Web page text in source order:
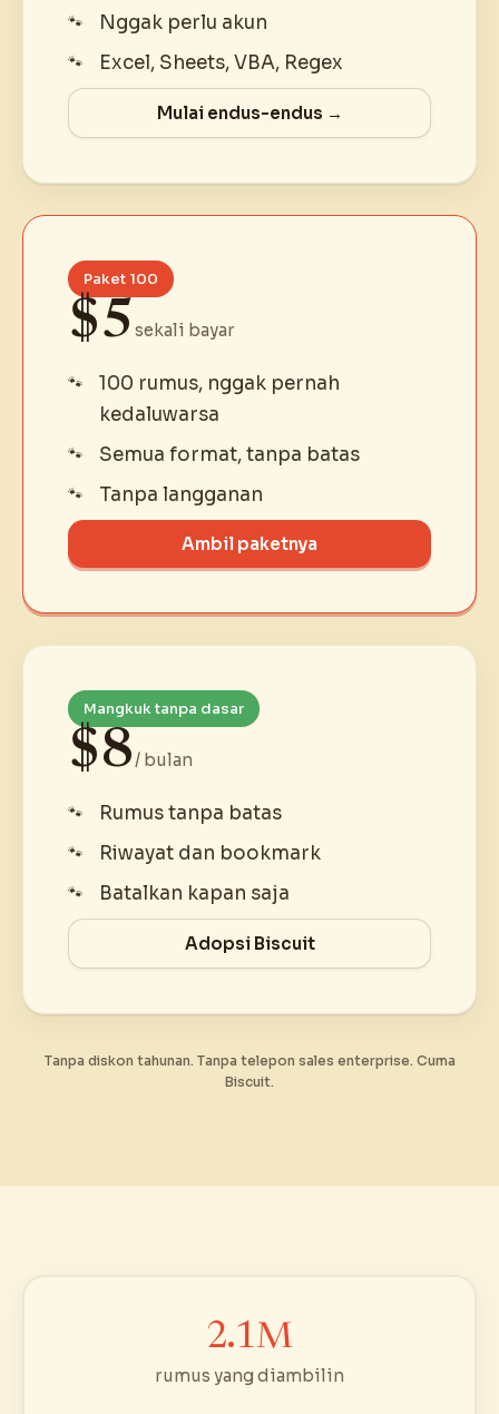
Nggak perlu akun
Excel, Sheets, VBA, Regex
Mulai endus-endus →
Paket 100
$5 sekali bayar
100 rumus, nggak pernah
kedaluwarsa
Semua format, tanpa batas
Tanpa langganan
Ambil paketnya
Mangkuk tanpa dasar
$8 / bulan
Rumus tanpa batas
Riwayat dan bookmark
Batalkan kapan saja
Adopsi Biscuit
Tanpa diskon tahunan. Tanpa telepon sales enterprise. Cuma
Biscuit.
2.1M
rumus yang diambilin